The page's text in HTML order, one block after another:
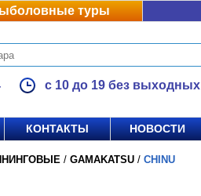
туры
с 10 до 19 без выходных
КОНТАКТЫ НОВОСТИ
/ GAMAKATSU / CHINU